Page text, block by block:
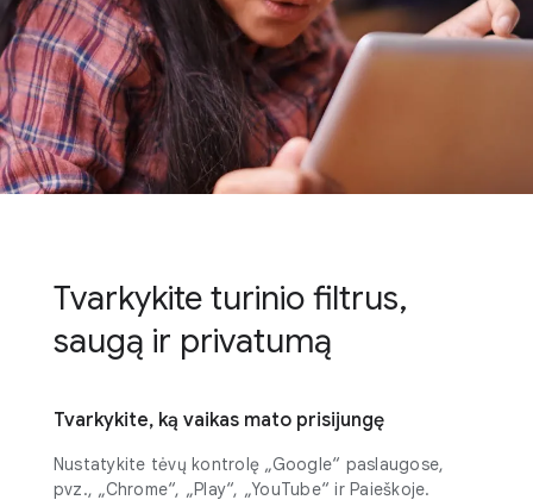
Tvarkykite turinio filtrus,
saugą ir privatumą
Tvarkykite, ką vaikas mato prisijungę
Nustatykite tėvų kontrolę „Google“ paslaugose,
pvz., „Chrome“, „Play“, „YouTube“ ir Paieškoje.